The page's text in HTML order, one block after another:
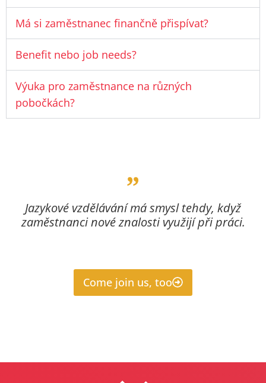
Má si zaměstnanec finančně přispívat?​
Benefit nebo job needs?​
Výuka pro zaměstnance na různých
pobočkách?​
Jazykové vzdělávání má smysl tehdy, když
zaměstnanci nové znalosti využijí při práci.
Come join us, too